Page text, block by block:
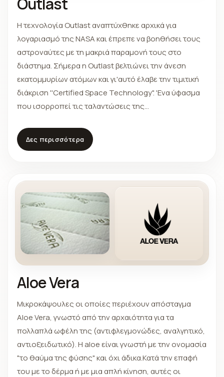
Η τεχνολογία Outlast αναπτύχθηκε αρχικά για
λογαριασμό της NASA και έπρεπε να βοηθήσει τους
αστροναύτες με τη μακριά παραμονή τους στο
διάστημα. Σήμερα η Outlast βελτιώνει την άνεση
εκατομμυρίων ατόμων και γι'αυτό έλαβε την τιμιτική
διάκριση ''Certified Space Technology". 'Ενα ύφασμα
που ισορροπεί τις ταλαντώσεις της
θερμότητα και την αποκαθιστά μόνο τη στιγμή που
αυτό είναι απαραίτητο. Το αποτέλεσμα είναι μια
Δες περισσότερα
Aloe Vera
Μικροκάψουλες οι οποίες περιέχουν απόσταγμα
Aloe Vera, γνωστό από την αρχαιότητα για τα
πολλαπλά ωφέλη της (αντιφλεγμονώδες, αναλγητικό,
αντιοξειδωτικό). Η aloe είναι γνωστή με την ονομασία
"το θαύμα της φύσης" και όχι άδικα.Κατά την επαφή
του με το δέρμα ή με μια απλή κίνηση, αυτές οι